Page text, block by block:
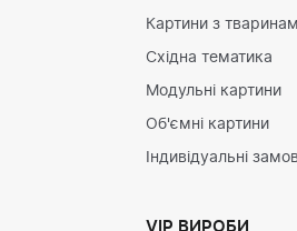
Картини з
Східна тематика
Модульні картини
Об'ємні картини
Індивідуальні
VIP ВИРОБИ